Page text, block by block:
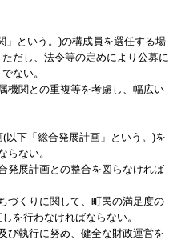
という。)の構成員を選任する場
だし、法令等の定めにより公募に
ない。
関との重複等を考慮し、幅広い
下「総合発展計画」という。)を
らない。
展計画との整合を図らなければ
くりに関して、町民の満足度の
を行わなければならない。
執行に努め、健全な財政運営を